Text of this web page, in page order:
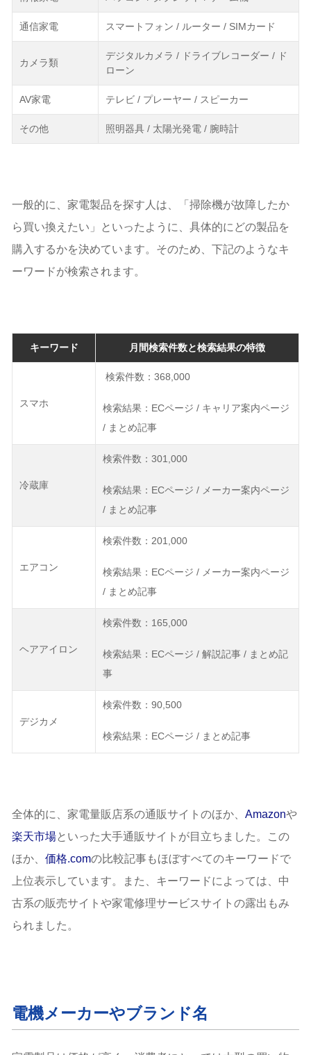
通信家電 スマートフォン / ルーター / SIMカード
カメラ類
デジタルカメラ / ドライブレコーダー / ド
ローン
AV家電 テレビ / プレーヤー / スピーカー
その他 照明器具 / 太陽光発電 / 腕時計
一般的に、家電製品を探す人は、「掃除機が故障したか
ら買い換えたい」といったように、具体的にどの製品を
購入するかを決めています。そのため、下記のようなキ
ーワードが検索されます。
キーワード 月間検索件数と検索結果の特徴
スマホ
検索件数：368,000
検索結果：ECページ / キャリア案内ページ
/ まとめ記事
冷蔵庫
検索件数：301,000
検索結果：ECページ / メーカー案内ページ
/ まとめ記事
エアコン
検索件数：201,000
検索結果：ECページ / メーカー案内ページ
/ まとめ記事
ヘアアイロン
検索件数：165,000
検索結果：ECページ / 解説記事 / まとめ記
事
デジカメ
検索件数：90,500
検索結果：ECページ / まとめ記事
全体的に、家電量販店系の通販サイトのほか、 Amazonや
楽天市場といった大手通販サイトが目立ちました。この
ほか、 価格.comの比較記事もほぼすべてのキーワードで
上位表示しています。また、キーワードによっては、中
古系の販売サイトや家電修理サービスサイトの露出もみ
られました。
電機メーカーやブランド名